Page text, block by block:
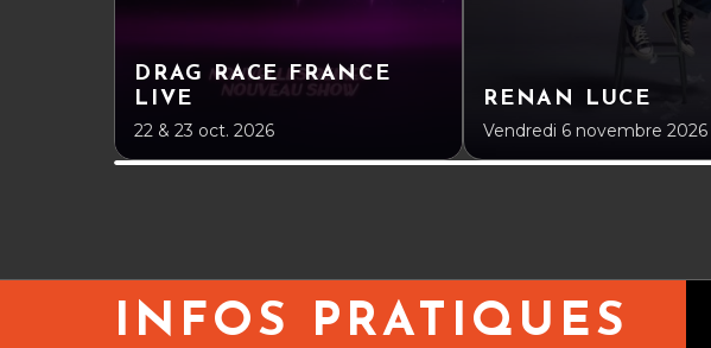
DRAG RACE FRANCE
LIVE
22 & 23 oct. 2026
RENAN LUCE
Vendredi 6 novembre 2026
INFOS PRATIQUES